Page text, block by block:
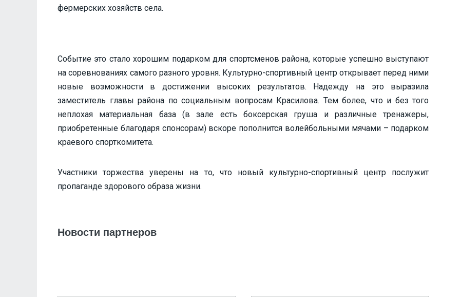
фермерских хозяйств села.
Событие это стало хорошим подарком для спортсменов района, которые успешно выступают
на соревнованиях самого разного уровня. Культурно-спортивный центр открывает перед ними
новые возможности в достижении высоких результатов. Надежду на это выразила
заместитель главы района по социальным вопросам Красилова. Тем более, что и без того
неплохая материальная база (в зале есть боксерская груша и различные тренажеры,
приобретенные благодаря спонсорам) вскоре пополнится волейбольными мячами – подарком
краевого спорткомитета.
Участники торжества уверены на то, что новый культурно-спортивный центр послужит
пропаганде здорового образа жизни.
Новости партнеров